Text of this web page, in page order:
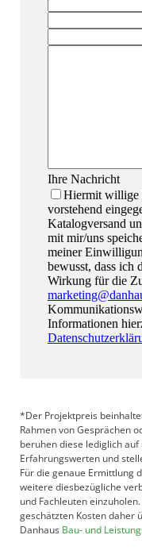
*Der Projektpreis
Rahmen von Gesprächen
beruhen diese lediglich
Erfahrungswerten und
Für die genaue Ermittlung
weitere diesbezügliche
und Fachleuten
geschätzten Kosten daher
Danhaus Bau- und